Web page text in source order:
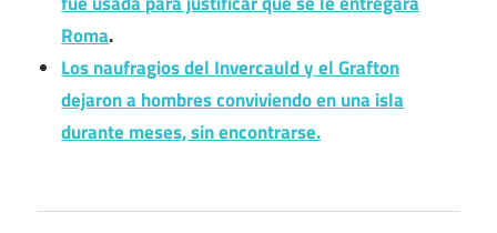
Roma.
Los naufragios del Invercauld y el Grafton
dejaron a hombres conviviendo en una isla
durante meses, sin encontrarse.